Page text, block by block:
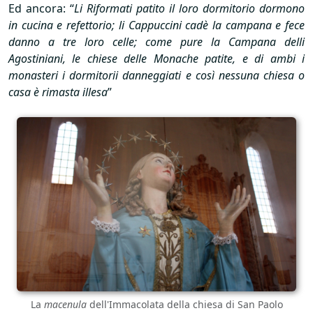
Ed ancora: “Li Riformati patito il loro dormitorio dormono
in cucina e refettorio; li Cappuccini cadè la campana e fece
danno a tre loro celle; come pure la Campana delli
Agostiniani, le chiese delle Monache patite, e di ambi i
monasteri i dormitorii danneggiati e così nessuna chiesa o
casa è rimasta illesa”
La macenuladell'Immacolata della chiesa di San Paolo